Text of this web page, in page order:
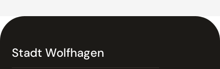
Stadt Wolfhagen